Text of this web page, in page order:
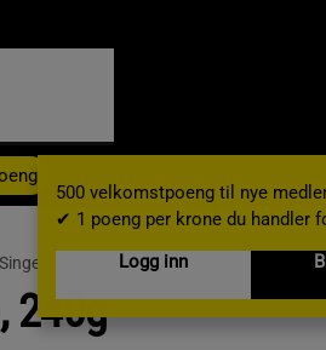
500 velkomstpoeng til nye
✔ 1 poeng per krone du handler
Logg inn
Singel Ingrediens
240g